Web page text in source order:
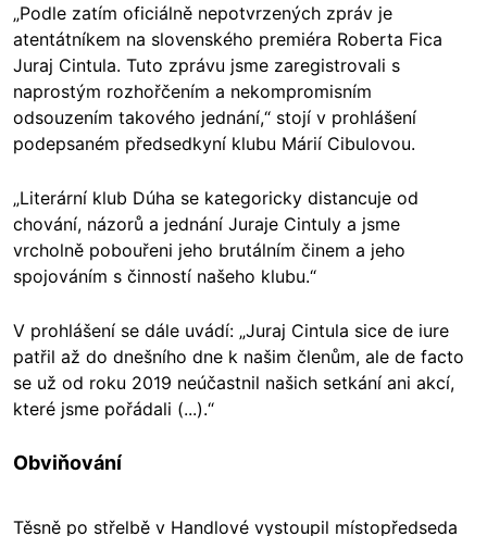
„Podle zatím oficiálně nepotvrzených zpráv je
atentátníkem na slovenského premiéra Roberta Fica
Juraj Cintula. Tuto zprávu jsme zaregistrovali s
naprostým rozhořčením a nekompromisním
odsouzením takového jednání,“ stojí v prohlášení
podepsaném předsedkyní klubu Márií Cibulovou.
„Literární klub Dúha se kategoricky distancuje od
chování, názorů a jednání Juraje Cintuly a jsme
vrcholně pobouřeni jeho brutálním činem a jeho
spojováním s činností našeho klubu.“
V prohlášení se dále uvádí: „Juraj Cintula sice de iure
patřil až do dnešního dne k našim členům, ale de facto
se už od roku 2019 neúčastnil našich setkání ani akcí,
které jsme pořádali (...).“
Obviňování
Těsně po střelbě v Handlové vystoupil místopředseda